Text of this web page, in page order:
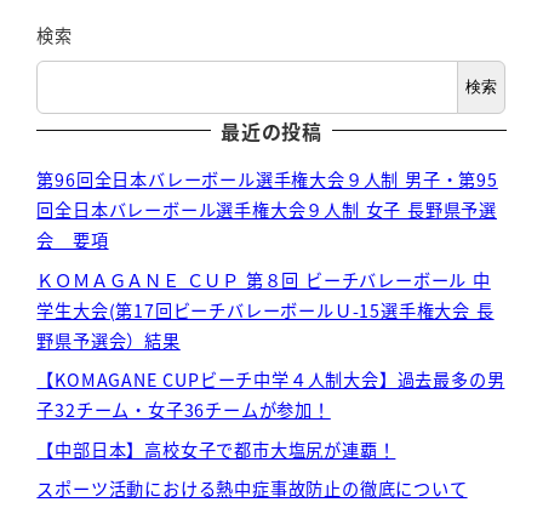
検索
検索
最近の投稿
第96回全日本バレーボール選手権大会９人制 男子・第95
回全日本バレーボール選手権大会９人制 女子 長野県予選
会 要項
ＫＯＭＡＧＡＮＥ ＣＵＰ 第８回 ビーチバレーボール 中
学生大会(第17回ビーチバレーボールＵ-15選手権大会 長
野県予選会）結果
【KOMAGANE CUPビーチ中学４人制大会】過去最多の男
子32チーム・女子36チームが参加！
【中部日本】高校女子で都市大塩尻が連覇！
スポーツ活動における熱中症事故防止の徹底について